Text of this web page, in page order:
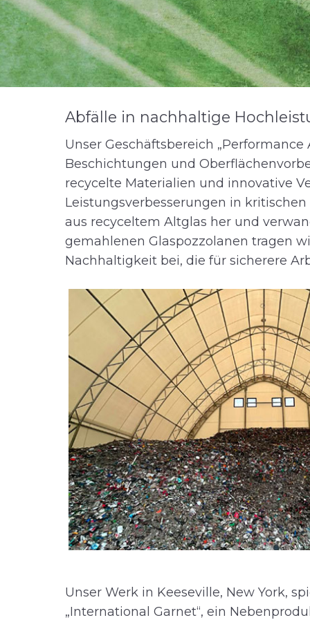
Abfälle in nachhaltige
Unser Geschäftsbereich
Beschichtungen und
recycelte Materialien und innovative
Leistungsverbesserungen in
aus recyceltem Altglas her und
gemahlenen Glaspozzolanen tragen
Nachhaltigkeit bei, die für sicherere
Unser Werk in Keeseville, New York,
„International Garnet“, ein